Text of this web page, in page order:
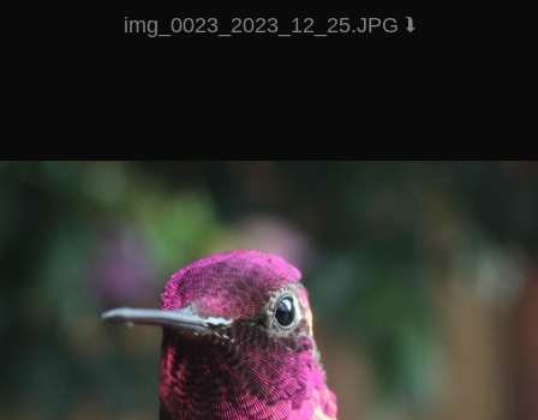
img_0023_2023_12_25.JPG